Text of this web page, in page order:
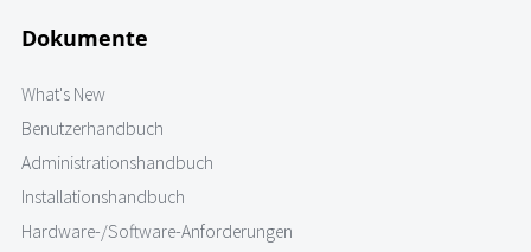
Dokumente
What's New
Benutzerhandbuch
Administrationshandbuch
Installationshandbuch
Hardware-/Software-Anforderungen